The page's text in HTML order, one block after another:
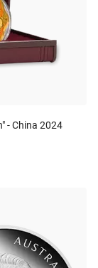
- China 2024